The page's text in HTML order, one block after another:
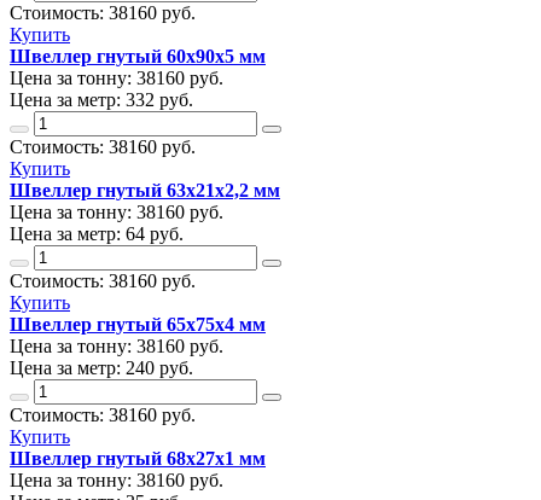
Стоимость: 38160 руб.
Купить
Швеллер гнутый 60х90х5 мм
Цена за тонну: 38160 руб.
Цена за метр: 332 руб.
Стоимость: 38160 руб.
Купить
Швеллер гнутый 63х21х2,2 мм
Цена за тонну: 38160 руб.
Цена за метр: 64 руб.
Стоимость: 38160 руб.
Купить
Швеллер гнутый 65х75х4 мм
Цена за тонну: 38160 руб.
Цена за метр: 240 руб.
Стоимость: 38160 руб.
Купить
Швеллер гнутый 68х27х1 мм
Цена за тонну: 38160 руб.